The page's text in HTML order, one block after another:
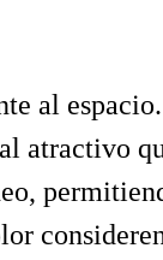
al
atractivo